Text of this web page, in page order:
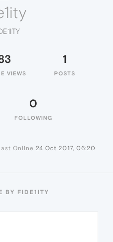
VIEWS
1
POSTS
0
FOLLOWING
Online 24 Oct 2017, 06:20
BY FIDE1ITY